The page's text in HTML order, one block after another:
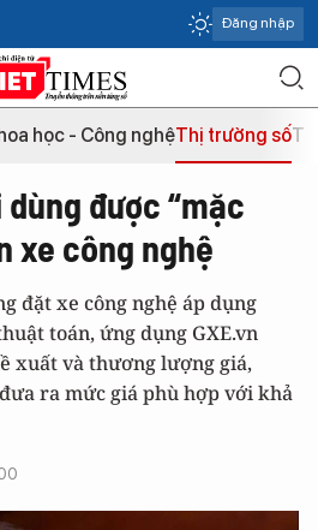
Đăng nhập
học - Công nghệThị trường số
được “mặc
xe công nghệ
đặt xe công nghệ áp dụng
toán, ứng dụng GXE.vn
xuất và thương lượng giá,
ra mức giá phù hợp với khả